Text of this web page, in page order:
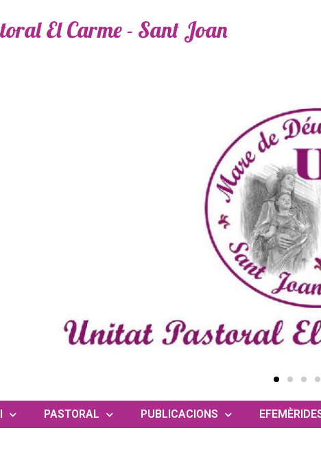
El Carme - Sant Joan
PASTORAL PUBLICACIONS